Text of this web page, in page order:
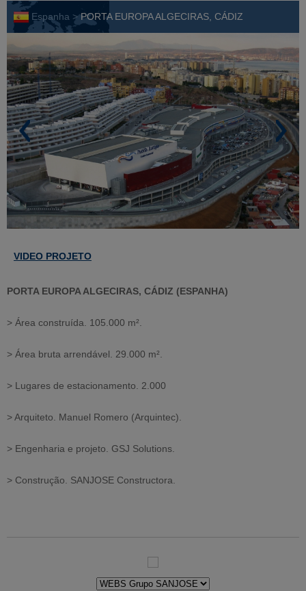
Espanha >PORTA EUROPA ALGECIRAS, CÁDIZ
VIDEO PROJETO
PORTA EUROPA ALGECIRAS, CÁDIZ (ESPANHA)
> Área construída. 105.000 m².
> Área bruta arrendável. 29.000 m².
> Lugares de estacionamento. 2.000
> Arquiteto. Manuel Romero (Arquintec).
> Engenharia e projeto. GSJ Solutions.
> Construção. SANJOSE Constructora.